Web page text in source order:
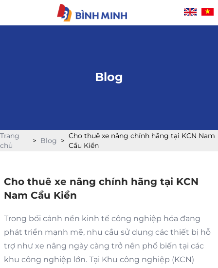
Hotline: 0943 579 111
Blog
Trang
chủ
> Blog >
Cho thuê xe nâng chính hãng tại KCN Nam
Cầu Kiền
Cho thuê xe nâng chính hãng tại KCN
Nam Cầu Kiền
Trong bối cảnh nền kinh tế công nghiệp hóa đang
phát triển mạnh mẽ, nhu cầu sử dụng các thiết bị hỗ
trợ như xe nâng ngày càng trở nên phổ biến tại các
khu công nghiệp lớn. Tại Khu công nghiệp (KCN)